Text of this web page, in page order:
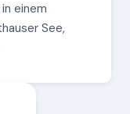
einem
See,